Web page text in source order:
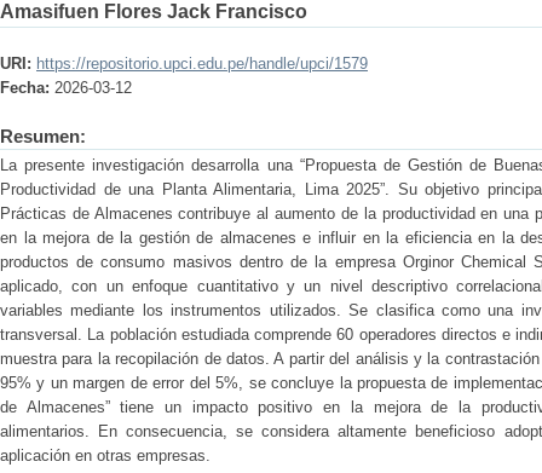
Amasifuen Flores Jack Francisco
URI: https://repositorio.upci.edu.pe/handle/upci/1579
Fecha: 2026-03-12
Resumen:
La presente investigación desarrolla una “Propuesta de Gestión de
Productividad de una Planta Alimentaria, Lima 2025”. Su objetivo
Prácticas de Almacenes contribuye al aumento de la productividad en una
en la mejora de la gestión de almacenes e influir en la eficiencia en la
productos de consumo masivos dentro de la empresa Orginor
aplicado, con un enfoque cuantitativo y un nivel descriptivo
variables mediante los instrumentos utilizados. Se clasifica como una
transversal. La población estudiada comprende 60 operadores directos e
muestra para la recopilación de datos. A partir del análisis y la
95% y un margen de error del 5%, se concluye la propuesta de
de Almacenes” tiene un impacto positivo en la mejora de la
alimentarios. En consecuencia, se considera altamente beneficioso
aplicación en otras empresas.